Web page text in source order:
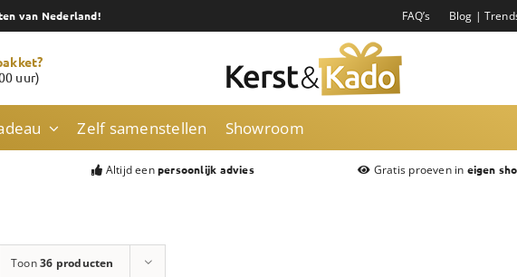
van Nederland! FAQ’s Blog |
uur)
Zelf samenstellen Showroom
Altijd een persoonlijk advies Gratis proeven in eigen
Toon36 producten